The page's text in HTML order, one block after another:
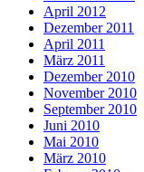
April 2012
Dezember 2011
April 2011
März 2011
Dezember 2010
November 2010
September 2010
Juni 2010
Mai 2010
März 2010